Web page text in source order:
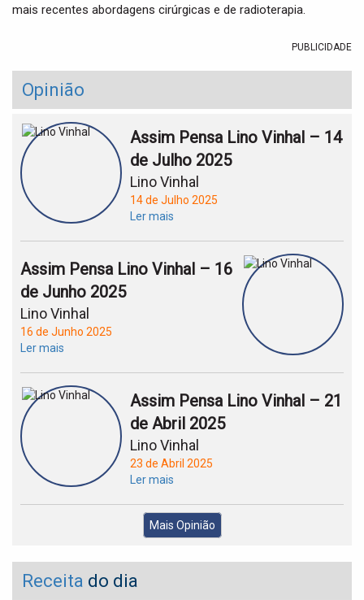
mais recentes abordagens cirúrgicas e de radioterapia.
PUBLICIDADE
Opinião
Assim Pensa Lino Vinhal – 14
de Julho 2025
Lino Vinhal
14 de Julho 2025
Ler mais
Assim Pensa Lino Vinhal – 16
de Junho 2025
Lino Vinhal
16 de Junho 2025
Ler mais
Assim Pensa Lino Vinhal – 21
de Abril 2025
Lino Vinhal
23 de Abril 2025
Ler mais
Mais Opinião
Receita do dia